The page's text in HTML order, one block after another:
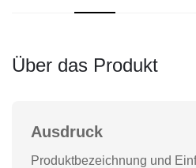
Über das Produkt
Ausdruck
Produktbezeichnung und